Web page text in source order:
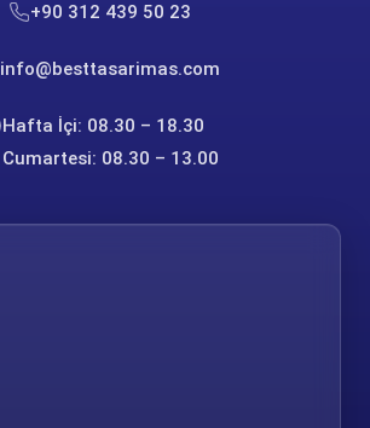
+90 312 439 50 23
info@besttasarimas.com
Hafta İçi: 08.30 – 18.30
Cumartesi: 08.30 – 13.00